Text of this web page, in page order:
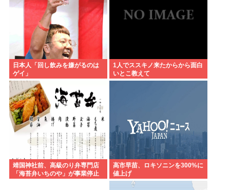
日本人「回し飲みを嫌がるのは
ゲイ」
1人でススキノ来たからから面白
いとこ教えて
靖国神社前、高級のり弁専門店
「海苔弁いちのや」が事業停止
高市早苗、ロキソニンを300%に
値上げ